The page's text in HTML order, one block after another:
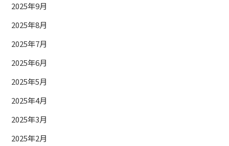
2025年9月
2025年8月
2025年7月
2025年6月
2025年5月
2025年4月
2025年3月
2025年2月